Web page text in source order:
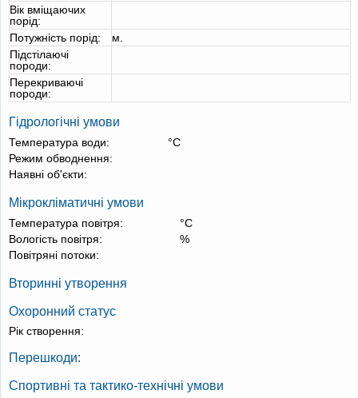
Вік вміщаючих
порід:
Потужність порід:
м.
Підстілаючі
породи:
Перекриваючі
породи:
Гідрологічні умови
Температура води:
°С
Режим обводнення:
Наявні об'єкти:
Мікрокліматичні умови
Температура повітря:
°С
Вологість повітря:
%
Повітряні потоки:
Вторинні утворення
Охоронний статус
Рік створення:
Перешкоди:
Спортивні та тактико-технічні умови